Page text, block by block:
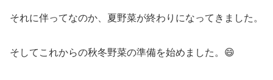
それに伴ってなのか、夏野菜が終わりになってきました。
そしてこれからの秋冬野菜の準備を始めました。😄